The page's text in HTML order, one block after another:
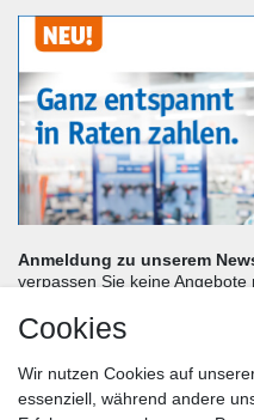
Anmeldung zu unserem
verpassen Sie keine Angebote
Nachname*
Cookies
Wir nutzen Cookies auf
essenziell, während andere